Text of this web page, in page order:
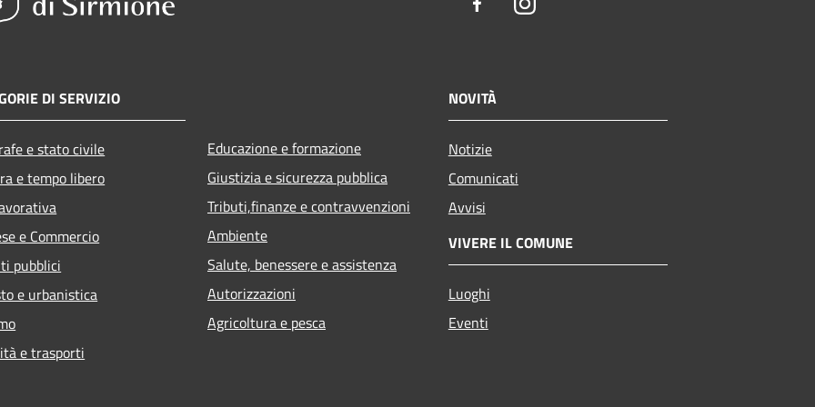
DI SERVIZIO
e stato civile
e tempo libero
e Commercio
pubblici
e urbanistica
e trasporti
Educazione e formazione
Giustizia e sicurezza pubblica
Tributi,finanze e contravvenzioni
Ambiente
Salute, benessere e assistenza
Autorizzazioni
Agricoltura e pesca
NOVITÀ
Notizie
Comunicati
Avvisi
VIVERE IL COMUNE
Luoghi
Eventi